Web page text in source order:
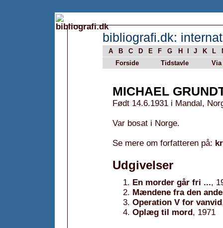
bibliografi.dk:
A B C D E F G H J K L
Forside
Tidstavle Via
MICHAEL
Født 14.6.1931 i Mandal,
Var bosat i Norge.
Se mere om forfatteren på:
Udgivelser
En morder går fri ...,
Mændene fra den
Operation V for vanvid
Oplæg til mord, 1971